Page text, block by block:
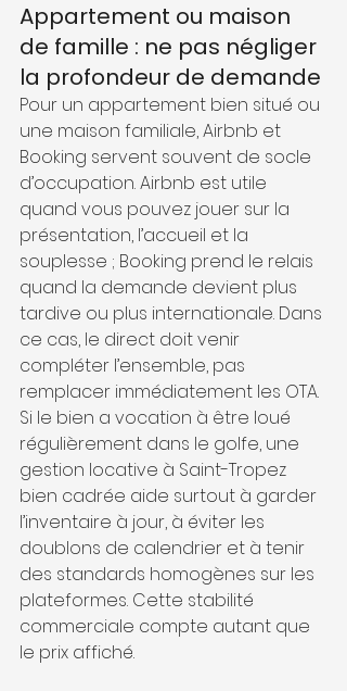
Appartement ou maison
de famille : ne pas négliger
la profondeur de demande
Pour un appartement bien situé ou
une maison familiale, Airbnb et
Booking servent souvent de socle
d’occupation. Airbnb est utile
quand vous pouvez jouer sur la
présentation, l’accueil et la
souplesse ; Booking prend le relais
quand la demande devient plus
tardive ou plus internationale. Dans
ce cas, le direct doit venir
compléter l’ensemble, pas
remplacer immédiatement les OTA.
Si le bien a vocation à être loué
régulièrement dans le golfe, une
gestion locative à Saint-Tropez
bien cadrée aide surtout à garder
l’inventaire à jour, à éviter les
doublons de calendrier et à tenir
des standards homogènes sur les
plateformes. Cette stabilité
commerciale compte autant que
le prix affiché.